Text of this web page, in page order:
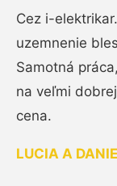
Cez i-
uzemnenie
Samotná
na veľmi
cena.
LUCIA A